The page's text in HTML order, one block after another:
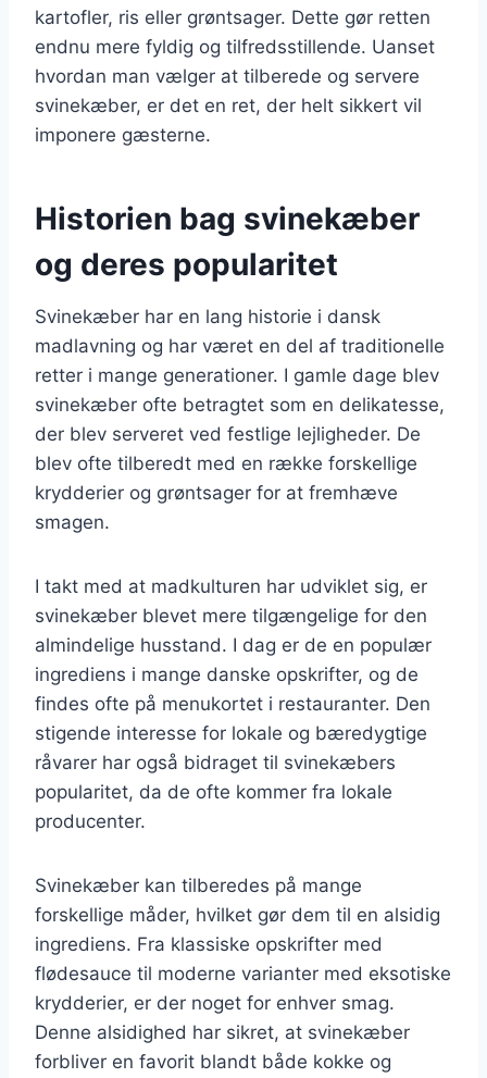
kartofler, ris eller grøntsager. Dette gør retten
endnu mere fyldig og tilfredsstillende. Uanset
hvordan man vælger at tilberede og servere
svinekæber, er det en ret, der helt sikkert vil
imponere gæsterne.
Historien bag svinekæber
og deres popularitet
Svinekæber har en lang historie i dansk
madlavning og har været en del af traditionelle
retter i mange generationer. I gamle dage blev
svinekæber ofte betragtet som en delikatesse,
der blev serveret ved festlige lejligheder. De
blev ofte tilberedt med en række forskellige
krydderier og grøntsager for at fremhæve
smagen.
I takt med at madkulturen har udviklet sig, er
svinekæber blevet mere tilgængelige for den
almindelige husstand. I dag er de en populær
ingrediens i mange danske opskrifter, og de
findes ofte på menukortet i restauranter. Den
stigende interesse for lokale og bæredygtige
råvarer har også bidraget til svinekæbers
popularitet, da de ofte kommer fra lokale
producenter.
Svinekæber kan tilberedes på mange
forskellige måder, hvilket gør dem til en alsidig
ingrediens. Fra klassiske opskrifter med
flødesauce til moderne varianter med eksotiske
krydderier, er der noget for enhver smag.
Denne alsidighed har sikret, at svinekæber
forbliver en favorit blandt både kokke og